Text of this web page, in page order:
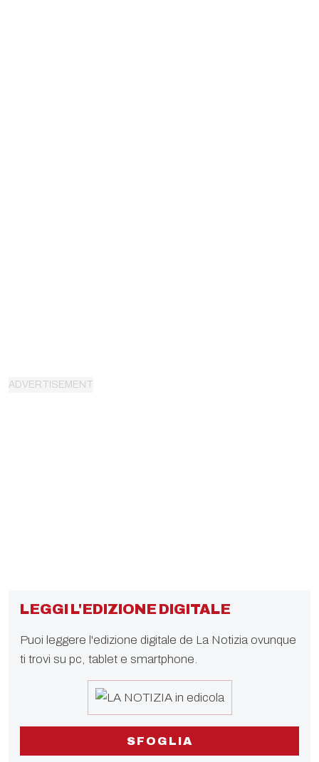
LEGGI L'EDIZIONE DIGITALE
Puoi leggere l'edizione digitale de La Notizia ovunque
ti trovi su pc, tablet e smartphone.
SFOGLIA